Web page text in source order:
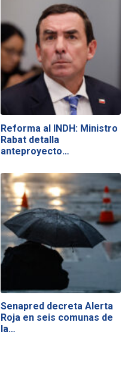
Reforma al INDH: Ministro
Rabat detalla
anteproyecto…
Senapred decreta Alerta
Roja en seis comunas de
la…